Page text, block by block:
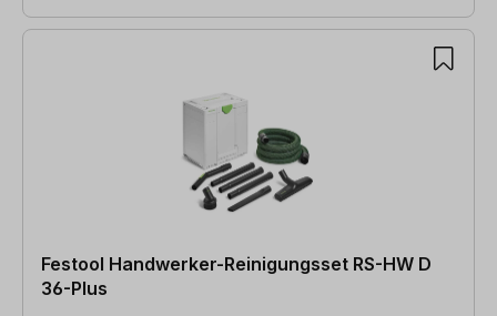
Festool Handwerker-Reinigungsset RS-HW D
36-Plus